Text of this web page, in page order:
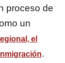
proceso de
un
el
.